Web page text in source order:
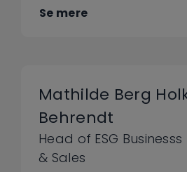
Se mere
Mathilde Berg
Behrendt
Head of ESG
& Sales